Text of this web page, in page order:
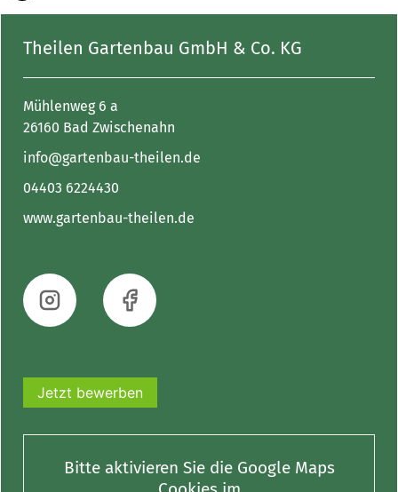
Theilen Gartenbau GmbH & Co. KG
Mühlenweg 6 a
26160 Bad Zwischenahn
info@gartenbau-theilen.de
04403 6224430
www.gartenbau-theilen.de
Jetzt bewerben
Bitte aktivieren Sie die Google Maps